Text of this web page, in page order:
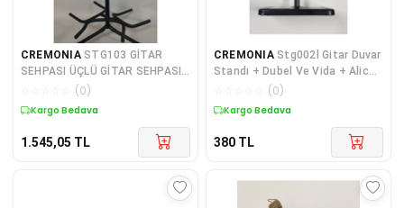
CREMONIA STG103 GİTAR
SEHPASI ÜÇLÜ GİTAR SEHPASI
(0)
Kargo Bedava
1.545,05 TL
CREMONIA Stg002l Gitar Duvar
Standı + Dubel Ve Vida + Alice
(0)
Kargo Bedava
380 TL